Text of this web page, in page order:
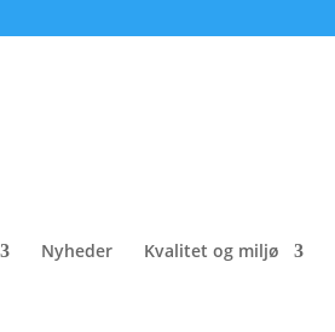
Nyheder Kvalitet og miljø